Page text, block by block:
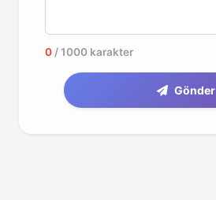
0/ 1000 karakter
Gönder